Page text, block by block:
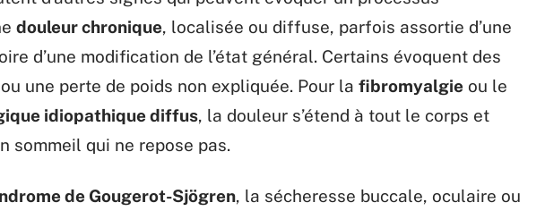
douleur chronique, localisée ou diffuse, parfois assortie d’une
d’une modification de l’état général. Certains évoquent des
une perte de poids non expliquée. Pour la fibromyalgie ou le
idiopathique diffus, la douleur s’étend à tout le corps et
sommeil qui ne repose pas.
de Gougerot-Sjögren, la sécheresse buccale, oculaire ou